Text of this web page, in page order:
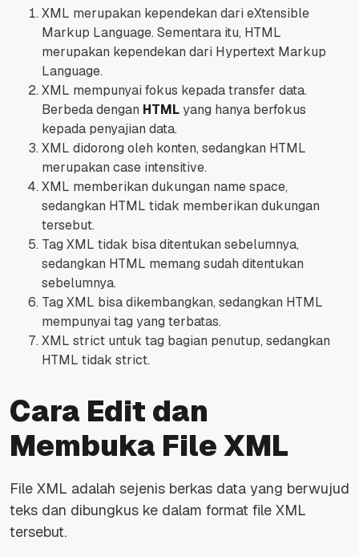
XML merupakan kependekan dari eXtensible
Markup Language. Sementara itu, HTML
merupakan kependekan dari Hypertext Markup
Language.
XML mempunyai fokus kepada transfer data.
Berbeda dengan HTML yang hanya berfokus
kepada penyajian data.
XML didorong oleh konten, sedangkan HTML
merupakan case intensitive.
XML memberikan dukungan name space,
sedangkan HTML tidak memberikan dukungan
tersebut.
Tag XML tidak bisa ditentukan sebelumnya,
sedangkan HTML memang sudah ditentukan
sebelumnya.
Tag XML bisa dikembangkan, sedangkan HTML
mempunyai tag yang terbatas.
XML strict untuk tag bagian penutup, sedangkan
HTML tidak strict.
Cara Edit dan
Membuka File XML
File XML adalah sejenis berkas data yang berwujud
teks dan dibungkus ke dalam format file XML
tersebut.